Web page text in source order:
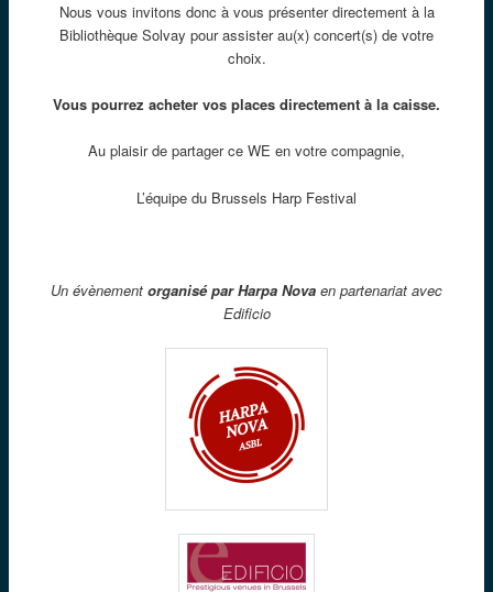
Nous vous invitons donc à vous présenter directement à la
Bibliothèque Solvay pour assister au(x) concert(s) de votre
choix.
Vous pourrez acheter vos places directement à la caisse.
Au plaisir de partager ce WE en votre compagnie,
L’équipe du Brussels Harp Festival
Un évènement organisé par Harpa Nova en partenariat avec
Edificio